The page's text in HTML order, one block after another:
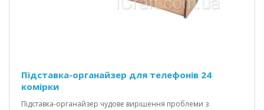
Підставка-органайзер для телефонів 24
комірки
Підставка-органайзер чудове вирішення проблеми з